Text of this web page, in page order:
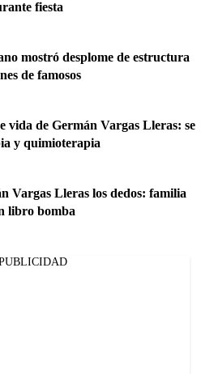
fiesta
mostró desplome de estructura
de famosos
vida de Germán Vargas Lleras: se
y quimioterapia
Vargas Lleras los dedos: familia
libro bomba